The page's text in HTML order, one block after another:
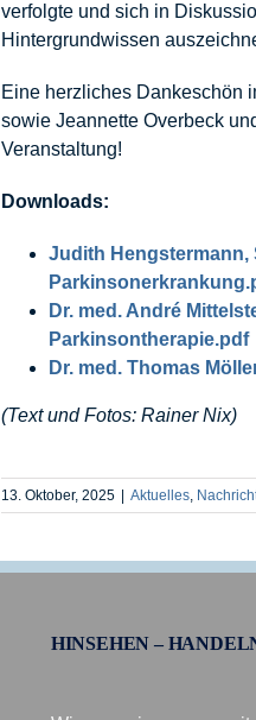
verfolgte und sich in
Hintergrundwissen
Eine herzliches Dankeschön
sowie Jeannette Overbeck
Veranstaltung!
Downloads:
Judith Hengstermann,
Dr. med. André
Parkinsontherapie.pdf
Dr. med. Thomas
(Text und Fotos: Rainer Nix)
13. Oktober, 2025 Aktuelles,
HINSEHEN –